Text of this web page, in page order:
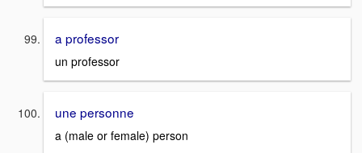
a professor
un professor
une personne
a (male or female) person